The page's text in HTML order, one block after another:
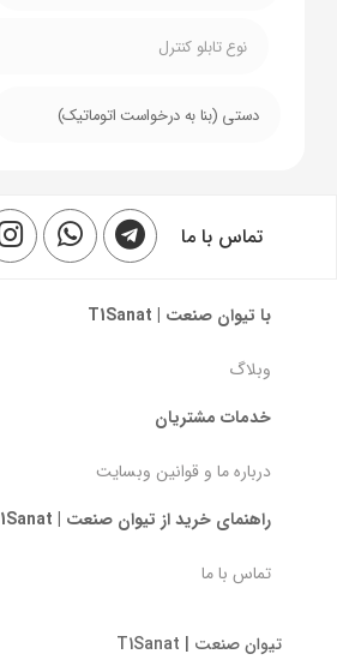
نوع تابلو کنترل
دستی (بنا به درخواست اتوماتیک)
تماس با ما
با تیوان صنعت | T1Sanat
وبلاگ
خدمات مشتریان
درباره ما و قوانین وبسایت
راهنمای خرید از تیوان صنعت | T1Sanat
تماس با ما
تیوان صنعت | T1Sanat